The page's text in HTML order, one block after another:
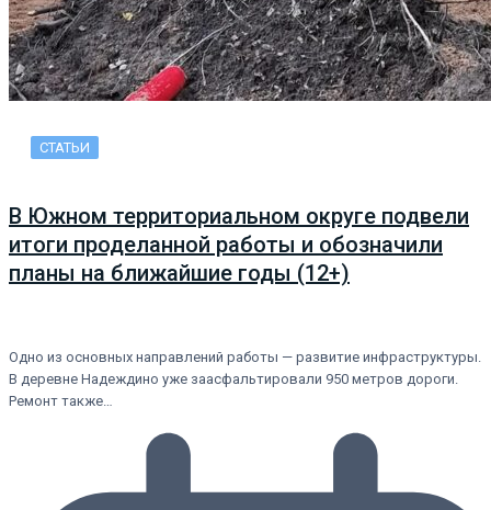
СТАТЬИ
В Южном территориальном округе подвели
итоги проделанной работы и обозначили
планы на ближайшие годы (12+)
Одно из основных направлений работы — развитие инфраструктуры.
В деревне Надеждино уже заасфальтировали 950 метров дороги.
Ремонт также…